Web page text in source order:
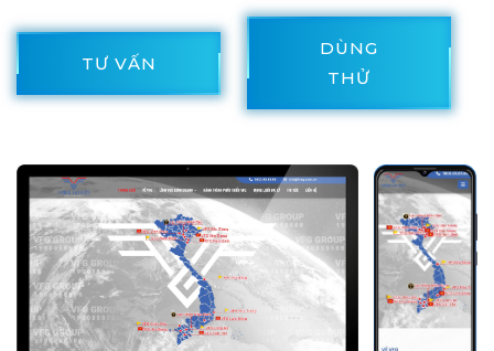
TƯ VẤN
DÙNG
THỬ